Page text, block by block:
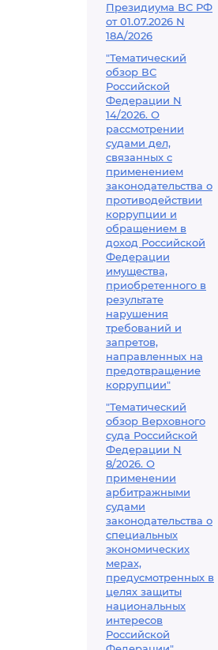
Президиума ВС РФ
от 01.07.2026 N
18А/2026
"Тематический
обзор ВС
Российской
Федерации N
14/2026. О
рассмотрении
судами дел,
связанных с
применением
законодательства о
противодействии
коррупции и
обращением в
доход Российской
Федерации
имущества,
приобретенного в
результате
нарушения
требований и
запретов,
направленных на
предотвращение
коррупции"
"Тематический
обзор Верховного
суда Российской
Федерации N
8/2026. О
применении
арбитражными
судами
законодательства о
специальных
экономических
мерах,
предусмотренных в
целях защиты
национальных
интересов
Российской